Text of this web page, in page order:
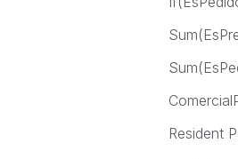
Resident